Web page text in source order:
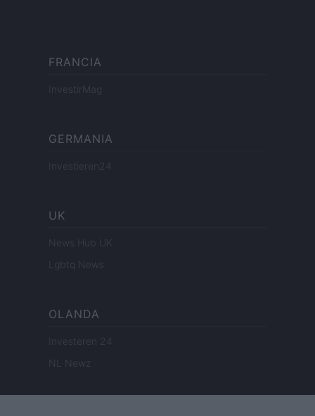
FRANCIA
InvestirMag
GERMANIA
Investieren24
UK
News Hub UK
Lgbtq News
OLANDA
Investeren 24
NL Newz